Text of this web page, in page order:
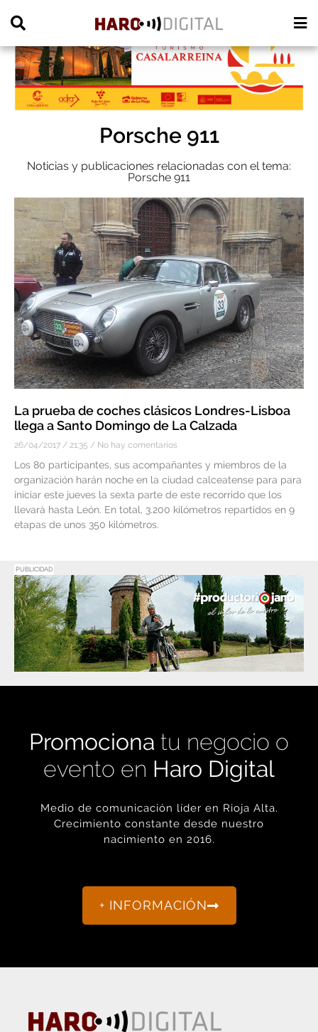
Porsche 911
Noticias y publicaciones relacionadas con el tema:
Porsche 911
La prueba de coches clásicos Londres-Lisboa
llega a Santo Domingo de La Calzada
26/04/2017 21:35 No hay comentarios
Los 80 participantes, sus acompañantes y miembros de la
organización harán noche en la ciudad calceatense para para
iniciar este jueves la sexta parte de este recorrido que los
llevará hasta León. En total, 3.200 kilómetros repartidos en 9
etapas de unos 350 kilómetros.
PUBLICIDAD
Promociona tu negocio o
evento en Haro Digital
Medio de comunicación líder en Rioja Alta.
Crecimiento constante desde nuestro
nacimiento en 2016.
+ INFORMACIÓN